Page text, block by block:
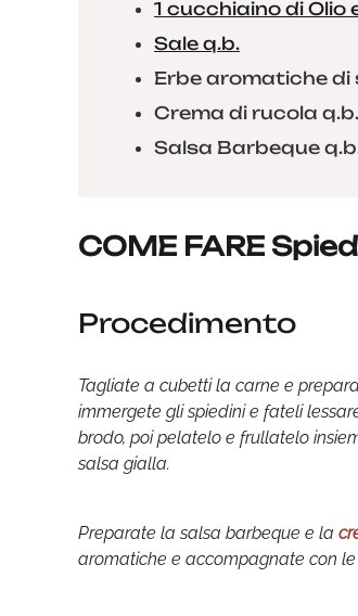
1 cucchiaino di Olio
Sale q.b.
Erbe aromatiche di
Crema di rucola q.b.
Salsa Barbeque
COME FARE
Procedimento
Tagliate a cubetti la carne e
immergete gli spiedini e fateli
brodo, poi pelatelo e frullatelo
salsa gialla.
Preparate la salsa barbeque e la
aromatiche e accompagnate con le